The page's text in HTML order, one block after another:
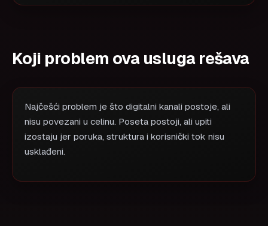
Koji problem ova usluga rešava
Najčešći problem je što digitalni kanali postoje, ali
nisu povezani u celinu. Poseta postoji, ali upiti
izostaju jer poruka, struktura i korisnički tok nisu
usklađeni.